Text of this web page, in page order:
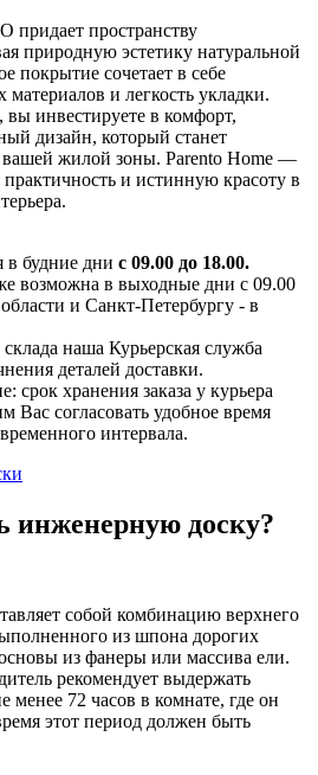
пространству
природную эстетику натуральной
покрытие сочетает в себе
и легкость укладки.
инвестируете в комфорт,
дизайн, который станет
жилой зоны. Parento Home —
и истинную красоту в
в будние дни с 09.00 до 18.00.
возможна в выходные дни с 09.00
и Санкт-Петербургу - в
склада наша Курьерская служба
деталей доставки.
хранения заказа у курьера
Вас согласовать удобное время
интервала.
инженерную доску?
собой комбинацию верхнего
из шпона дорогих
из фанеры или массива ели.
рекомендует выдержать
менее 72 часов в комнате, где он
этот период должен быть